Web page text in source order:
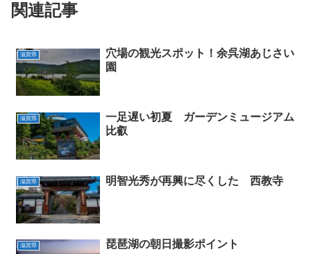
関連記事
滋賀県
穴場の観光スポット！余呉湖あじさい
園
滋賀県
一足遅い初夏 ガーデンミュージアム
比叡
滋賀県 明智光秀が再興に尽くした 西教寺
滋賀県 琵琶湖の朝日撮影ポイント